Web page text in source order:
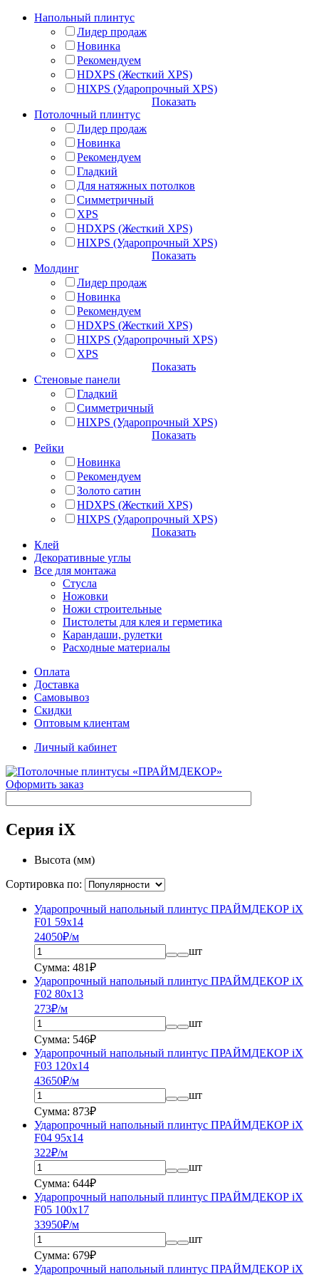
Напольный плинтус
Лидер продаж
Новинка
Рекомендуем
HDXPS (Жесткий XPS)
HIXPS (Ударопрочный XPS)
Показать
Потолочный плинтус
Лидер продаж
Новинка
Рекомендуем
Гладкий
Для натяжных потолков
Симметричный
XPS
HDXPS (Жесткий XPS)
HIXPS (Ударопрочный XPS)
Показать
Молдинг
Лидер продаж
Новинка
Рекомендуем
HDXPS (Жесткий XPS)
HIXPS (Ударопрочный XPS)
XPS
Показать
Стеновые панели
Гладкий
Симметричный
HIXPS (Ударопрочный XPS)
Показать
Рейки
Новинка
Рекомендуем
Золото сатин
HDXPS (Жесткий XPS)
HIXPS (Ударопрочный XPS)
Показать
Клей
Декоративные углы
Все для монтажа
Стусла
Ножовки
Ножи строительные
Пистолеты для клея и герметика
Карандаши, рулетки
Расходные материалы
Оплата
Доставка
Самовывоз
Скидки
Оптовым клиентам
Личный кабинет
Оформить заказ
Серия iX
Высота (мм)
Сортировка по:
Ударопрочный напольный плинтус ПРАЙМДЕКОР iX
F01 59x14
24050₽/м
шт
Сумма: 481₽
Ударопрочный напольный плинтус ПРАЙМДЕКОР iX
F02 80x13
273₽/м
шт
Сумма: 546₽
Ударопрочный напольный плинтус ПРАЙМДЕКОР iX
F03 120x14
43650₽/м
шт
Сумма: 873₽
Ударопрочный напольный плинтус ПРАЙМДЕКОР iX
F04 95x14
322₽/м
шт
Сумма: 644₽
Ударопрочный напольный плинтус ПРАЙМДЕКОР iX
F05 100x17
33950₽/м
шт
Сумма: 679₽
Ударопрочный напольный плинтус ПРАЙМДЕКОР iX